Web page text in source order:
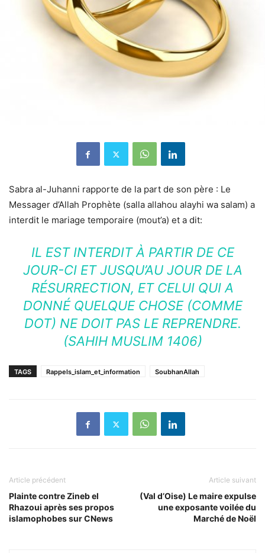
Sabra al-Juhanni rapporte de la part de son père : Le
Messager d’Allah Prophète (salla allahou alayhi wa salam) a
interdit le mariage temporaire (mout’a) et a dit:
IL EST INTERDIT À PARTIR DE CE
JOUR-CI ET JUSQU’AU JOUR DE LA
RÉSURRECTION, ET CELUI QUI A
DONNÉ QUELQUE CHOSE (COMME
DOT) NE DOIT PAS LE REPRENDRE.
(SAHIH MUSLIM 1406)
TAGS Rappels_islam_et_information SoubhanAllah
Article précédent
Plainte contre Zineb el
Rhazoui après ses propos
islamophobes sur CNews
Article suivant
(Val d’Oise) Le maire expulse
une exposante voilée du
Marché de Noël